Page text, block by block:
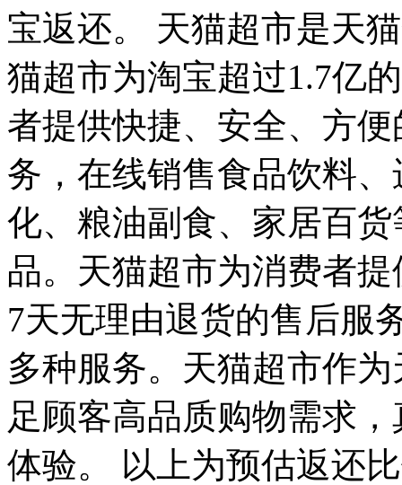
宝返还。 天猫超市是天
猫超市为淘宝超过1.7亿
者提供快捷、安全、方
务，在线销售食品饮料
化、粮油副食、家居百
品。天猫超市为消费者
7天无理由退货的售后服
多种服务。天猫超市作
足顾客高品质购物需求
体验。 以上为预估返还